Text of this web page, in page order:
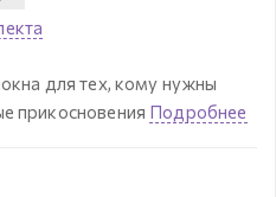
для тех, кому нужны
прикосновения Подробнее